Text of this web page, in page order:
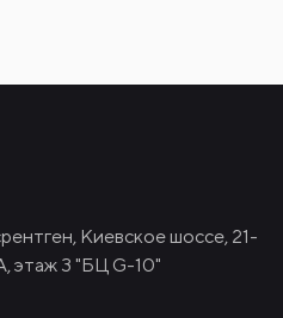
Киевское шоссе, 21-
этаж 3 "БЦ G-10"